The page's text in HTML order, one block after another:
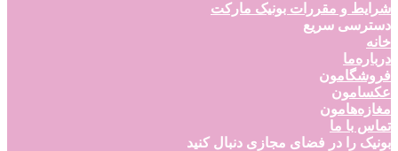
شرایط و مقررات بونیک مارکت
دسترسی سریع
خانه
درباره‌ما
فروشگامون
عکسامون
مغازه‌هامون
تماس با ما
بونیک را در فضای مجازی دنبال کنید